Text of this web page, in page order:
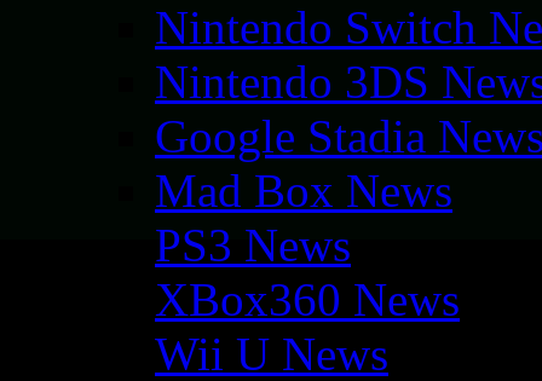
Nintendo Switch
Nintendo 3DS
Google Stadia
Mad Box News
PS3 News
XBox360 News
Wii U News